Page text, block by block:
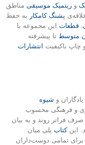
و ریتمیک موسیقی مناطق
پشنگ کامکار به حفظ
، قطعات این مجموعه با
متوسط تا پیشرفته
چاپ باکیفیت انتشارات
یادگاران و شیوه
و فرهنگی محسوب
صرف فراتر روند و به بیان
اینکتاب پلی میان
تمامی دوست‌داران